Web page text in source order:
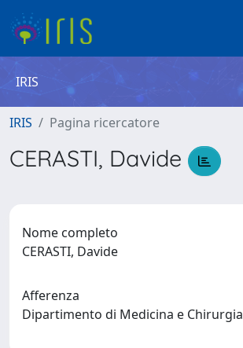
IRIS
IRIS Pagina ricercatore
CERASTI, Davide
Nome completo
CERASTI, Davide
Afferenza
Dipartimento di Medicina e Chirurgia